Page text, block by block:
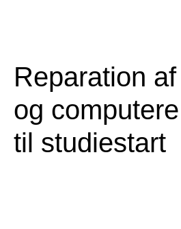
Reparation
og
til studiestart